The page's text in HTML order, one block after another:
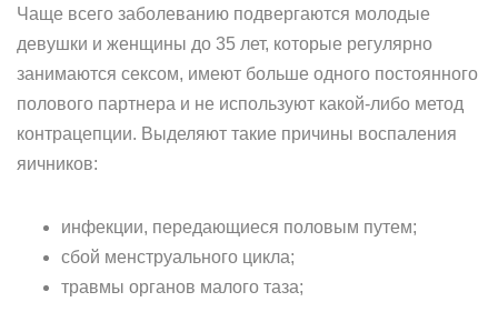
Чаще всего заболеванию подвергаются молодые
девушки и женщины до 35 лет, которые регулярно
занимаются сексом, имеют больше одного постоянного
полового партнера и не используют какой-либо метод
контрацепции. Выделяют такие причины воспаления
яичников:
инфекции, передающиеся половым путем;
сбой менструального цикла;
травмы органов малого таза;